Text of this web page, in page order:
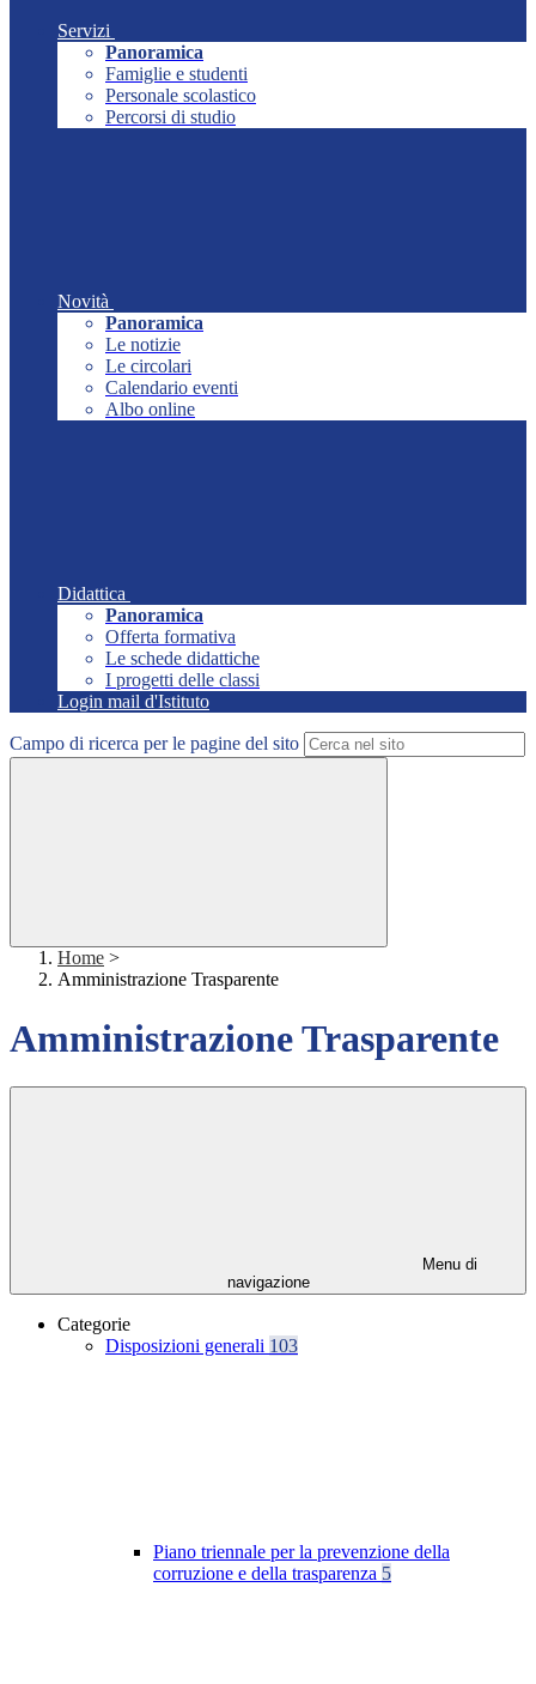
Servizi
Panoramica
Famiglie e studenti
Personale scolastico
Percorsi di studio
Novità
Panoramica
Le notizie
Le circolari
Calendario eventi
Albo online
Didattica
Panoramica
Offerta formativa
Le schede didattiche
I progetti delle classi
Login mail d'Istituto
Campo di ricerca per le pagine del sito
Home >
Amministrazione Trasparente
Amministrazione Trasparente
Menu di
navigazione
Categorie
Disposizioni generali 103
Piano triennale per la prevenzione della
corruzione e della trasparenza 5